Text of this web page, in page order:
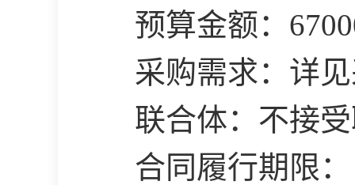
预算金额：
采购需求：详
联合体：不接
合同履行期限